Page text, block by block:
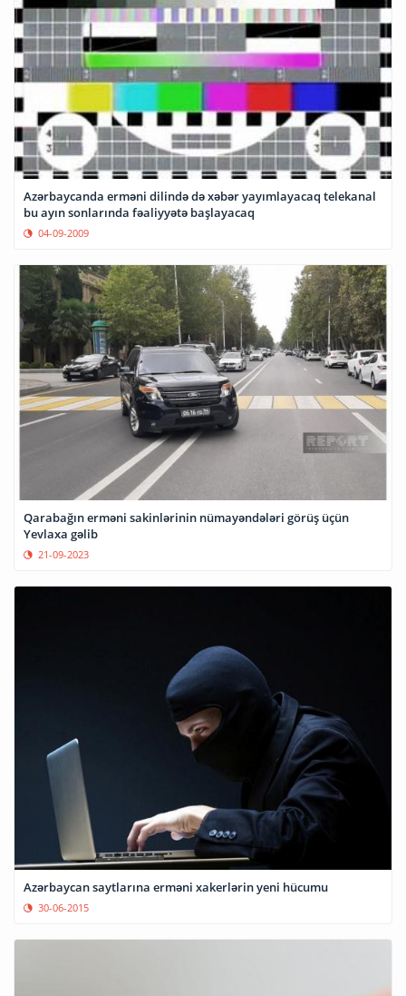
Azərbaycanda erməni dilində də xəbər yayımlayacaq telekanal
bu ayın sonlarında fəaliyyətə başlayacaq
04-09-2009
Qarabağın erməni sakinlərinin nümayəndələri görüş üçün
Yevlaxa gəlib
21-09-2023
Azərbaycan saytlarına erməni xakerlərin yeni hücumu
30-06-2015